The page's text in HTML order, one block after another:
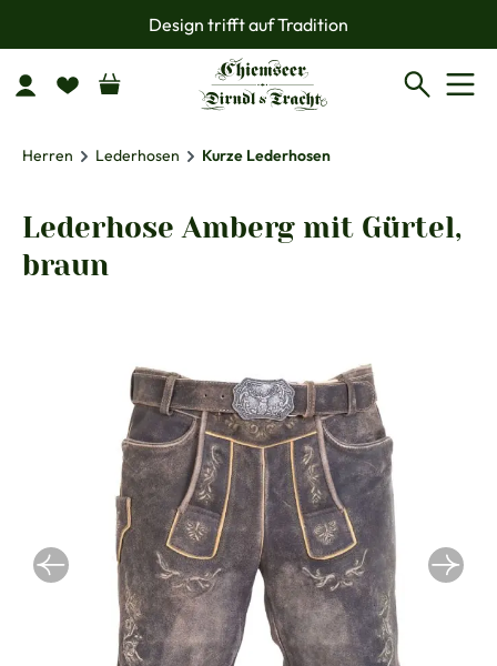
Zum Hauptinhalt springenDesign trifft auf Tradition
Herren Lederhosen Kurze Lederhosen
Lederhose Amberg mit Gürtel,
braun